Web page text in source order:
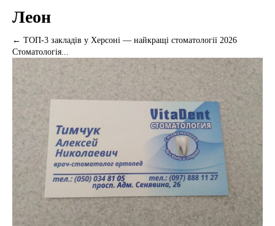
Леон
← ТОП-3 закладів у Херсоні — найкращі стоматології 2026
Стоматологія...